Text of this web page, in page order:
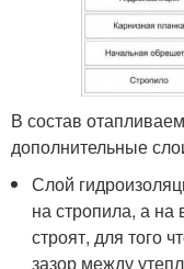
В состав
дополнительные
Слой
на стропила, а
строят, для того
зазор между